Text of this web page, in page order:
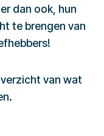
dan ook, hun
te brengen van
van wat